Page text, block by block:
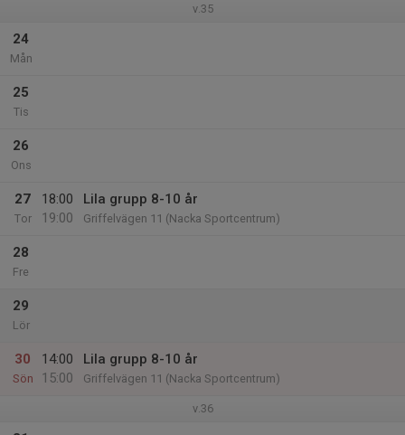
v.35
24
Mån
25
Tis
26
Ons
27
Tor
18:00
19:00
Lila grupp 8-10 år
Griffelvägen 11 (Nacka Sportcentrum)
28
Fre
29
Lör
30
Sön
14:00
15:00
Lila grupp 8-10 år
Griffelvägen 11 (Nacka Sportcentrum)
v.36